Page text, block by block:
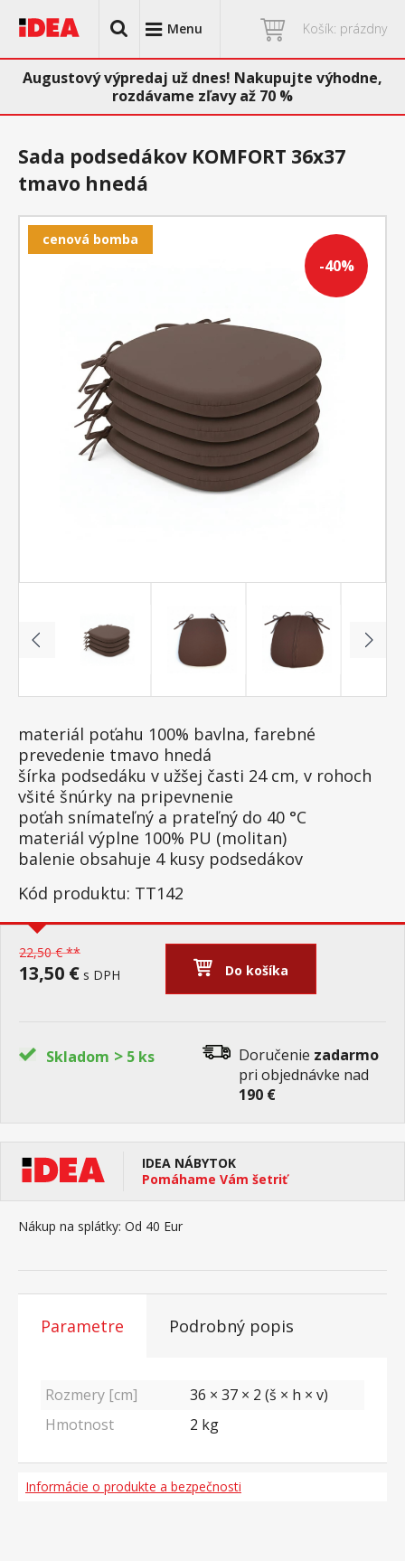
Menu Košík: prázdny
Augustový výpredaj už dnes! Nakupujte výhodne,
rozdávame zľavy až 70 %
-40%
cenová bomba
Sada podsedákov KOMFORT 36x37
tmavo hnedá
materiál poťahu 100% bavlna, farebné
prevedenie tmavo hnedá
šírka podsedáku v užšej časti 24 cm, v rohoch
všité šnúrky na pripevnenie
poťah snímateľný a prateľný do 40 °C
materiál výplne 100% PU (molitan)
balenie obsahuje 4 kusy podsedákov
Kód produktu: TT142
22,50 € **
13,50 € s DPH Do košíka
Skladom > 5 ks Doručenie zadarmo
pri objednávke nad
190 €
IDEA NÁBYTOK
Pomáhame Vám šetriť
Nákup na splátky: Od 40 Eur
Parametre Podrobný popis
Rozmery [cm]
36 × 37 × 2 (š × h × v)
Hmotnost
2 kg
Informácie o produkte a bezpečnosti